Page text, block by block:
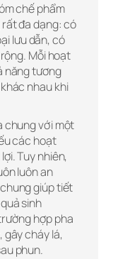
chế phẩm
đa dạng: có
lưu dẫn, có
Mỗi hoạt
năng tương
nhau khi
chung với một
các hoạt
Tuy nhiên,
luôn an
giúp tiết
sinh
hợp pha
gây cháy lá,
phun.